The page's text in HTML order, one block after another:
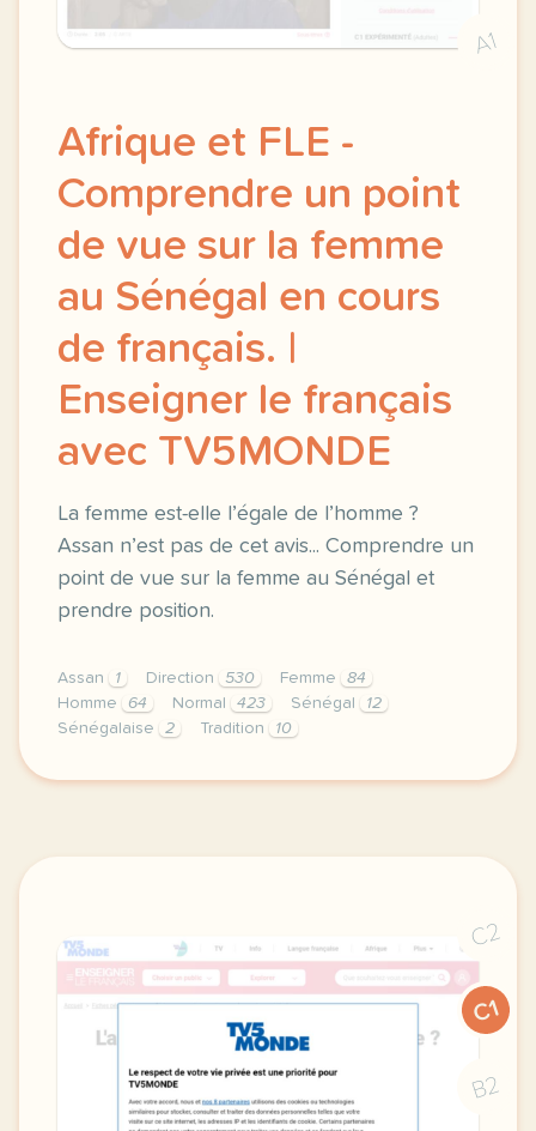
A1
Afrique et FLE -
Comprendre un point
de vue sur la femme
au Sénégal en cours
de français. |
Enseigner le français
avec TV5MONDE
La femme est-elle l’égale de l’homme ?
Assan n’est pas de cet avis... Comprendre un
point de vue sur la femme au Sénégal et
prendre position.
Assan 1 Direction 530 Femme
84
Homme
64 Normal 423 Sénégal
12
Sénégalaise
2 Tradition 10
didomi host didomi components button cursor
C2
C1
B2